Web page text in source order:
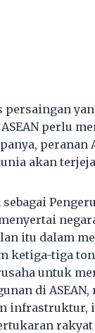
persaingan
perlu
peranan
akan
itu dalam
ketiga-tiga
untuk
di
infrastruktur,
rakyat